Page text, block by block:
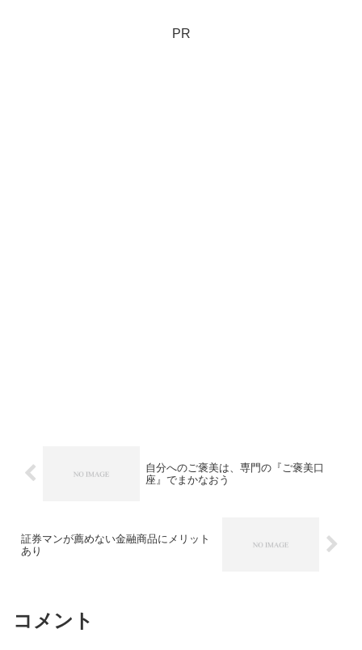
PR
自分へのご褒美は、専門の『ご褒美口
座』でまかなおう
証券マンが薦めない金融商品にメリット
あり
コメント